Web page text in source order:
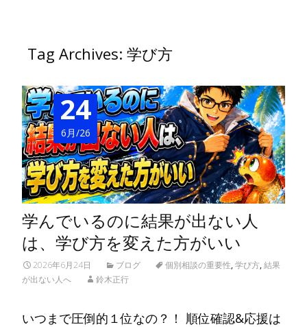
Tag Archives: 学び方
24
6月/26
学んでいるのに結果が出ない人
は、学び方を変えた方がいい
2026年6月24日 ブログ 個別相談の重要性,学び方,結果
が出ない人へ
鈴木正行
いつまで圧倒的１位なの？！ 順位確認&応援は